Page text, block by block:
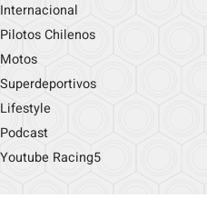
Internacional
Pilotos Chilenos
Motos
Superdeportivos
Lifestyle
Podcast
Youtube Racing5